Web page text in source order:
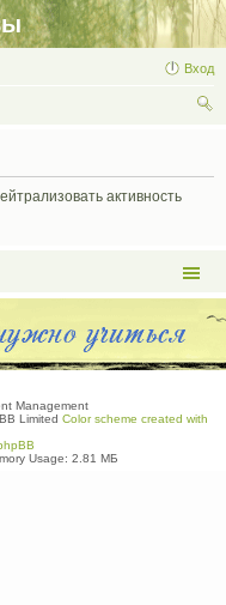
Вход
активность
Management
Limited Color scheme created with
Usage: 2.81 МБ